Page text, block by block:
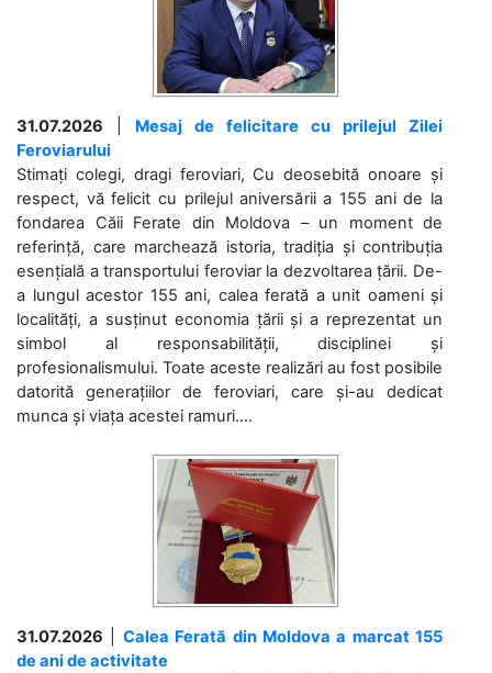
31.07.2026
Mesaj de felicitare cu prilejul Zilei
Feroviarului
Stimați colegi, dragi feroviari, Cu deosebită onoare și
respect, vă felicit cu prilejul aniversării a 155 ani de la
fondarea Căii Ferate din Moldova – un moment de
referință, care marchează istoria, tradiția și contribuția
esențială a transportului feroviar la dezvoltarea țării. De-
a lungul acestor 155 ani, calea ferată a unit oameni și
localități, a susținut economia țării și a reprezentat un
simbol al responsabilității, disciplinei și
profesionalismului. Toate aceste realizări au fost posibile
datorită generațiilor de feroviari, care și-au dedicat
munca și viața acestei ramuri....
31.07.2026
Calea Ferată din Moldova a marcat 155
de ani de activitate